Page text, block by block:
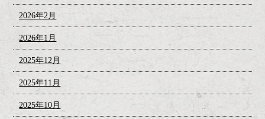
2026年2月
2026年1月
2025年12月
2025年11月
2025年10月